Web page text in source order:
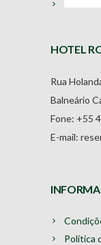
HOTEL
Rua
Balneário
Fone: +55
E-mail:
Política